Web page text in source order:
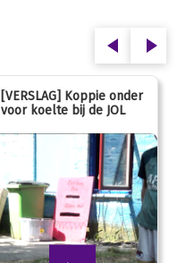
[VERSLAG] Koppie onder
voor koelte bij de JOL